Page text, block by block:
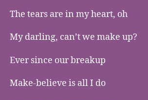
The tears are in my heart, oh
My darling, can’t we make up?
Ever since our breakup
Make-believe is all I do